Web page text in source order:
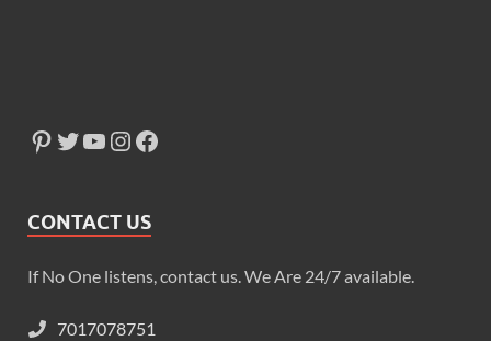
CONTACT US
If No One listens, contact us. We Are 24/7 available.
7017078751